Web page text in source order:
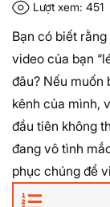
Lượt xem: 451
Bạn có biết
video của bạn
đâu? Nếu muốn
kênh của mình,
đầu tiên không
đang vô tình
phục chúng để